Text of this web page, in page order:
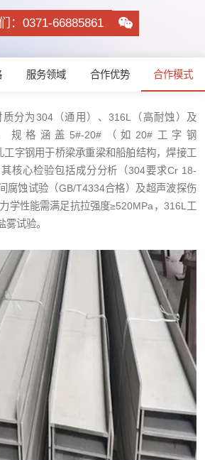
：0371-66885861
服务领域 合作优势 合作模式
分为304（通用）、316L（高耐蚀）及
规格涵盖5#-20#（如20#工字钢
字钢用于桥梁承重梁和船舶结构，焊接工
核心检验包括成分分析（304要求Cr 18-
腐蚀试验（GB/T4334合格）及超声波探伤
学性能需满足抗拉强度≥520MPa，316L工
试验。